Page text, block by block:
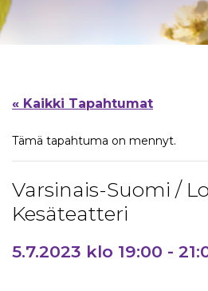
« Kaikki Tapahtumat
Tämä tapahtuma on mennyt.
Varsinais-Suomi /
Kesäteatteri
5.7.2023 klo 19:00 -